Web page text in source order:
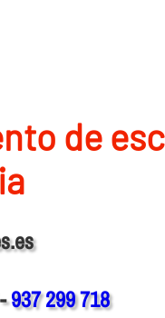
de
937 299 718